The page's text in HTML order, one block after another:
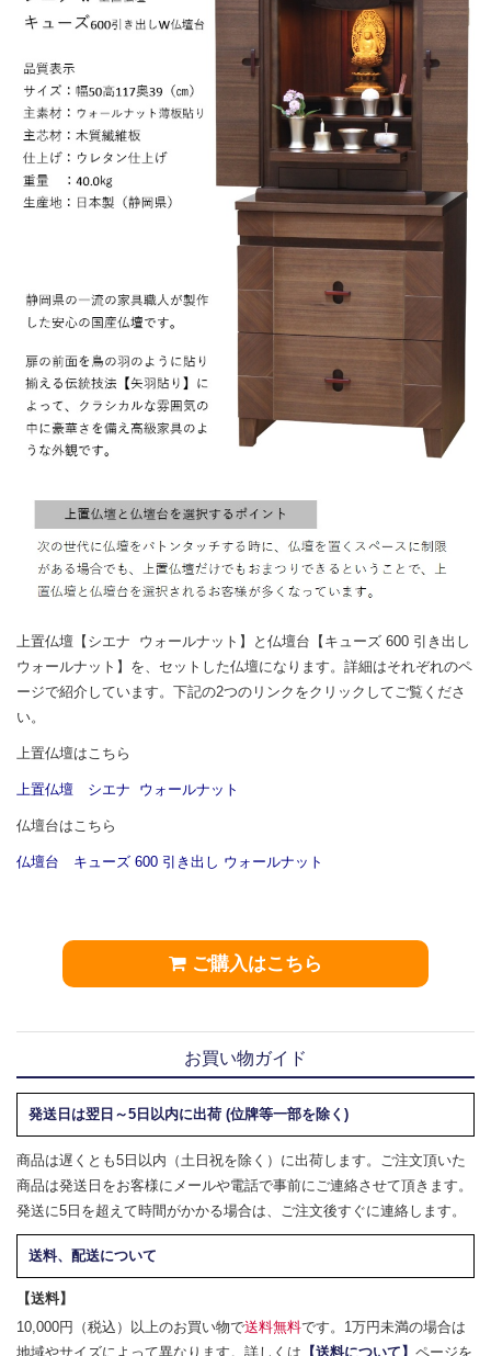
上置仏壇【シエナ ウォールナット】と仏壇台【キューズ 600 引き出し
ウォールナット】を、セットした仏壇になります。詳細はそれぞれのペ
ージで紹介しています。下記の2つのリンクをクリックしてご覧くださ
い。
上置仏壇はこちら
上置仏壇 シエナ ウォールナット
仏壇台はこちら
仏壇台 キューズ 600 引き出し ウォールナット
ご購入はこちら
お買い物ガイド
発送日は翌日～5日以内に出荷 (位牌等一部を除く)
商品は遅くとも5日以内（土日祝を除く）に出荷します。ご注文頂いた
商品は発送日をお客様にメールや電話で事前にご連絡させて頂きます。
発送に5日を超えて時間がかかる場合は、ご注文後すぐに連絡します。
送料、配送について
【送料】
10,000円（税込）以上のお買い物で送料無料です。1万円未満の場合は
地域やサイズによって異なります。詳しくは 【送料について】 ページを